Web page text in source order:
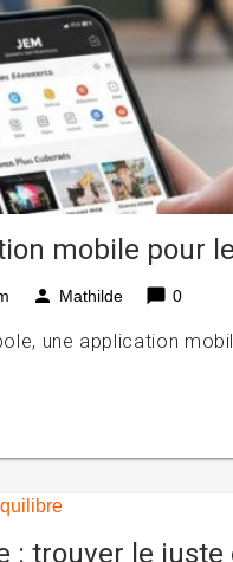
mobile pour
person Mathilde chat_bubble 0
une application
: trouver le juste